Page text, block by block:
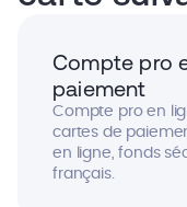
Compte pro
paiement
Compte pro en
cartes de
en ligne, fonds
français.